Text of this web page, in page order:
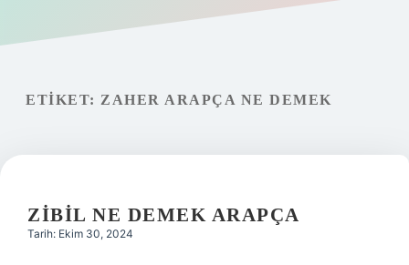
Gizlilik Politikası
ETIKET: ZAHER ARAPÇA NE DEMEK
ZIBIL NE DEMEK ARAPÇA
Tarih: Ekim 30, 2024